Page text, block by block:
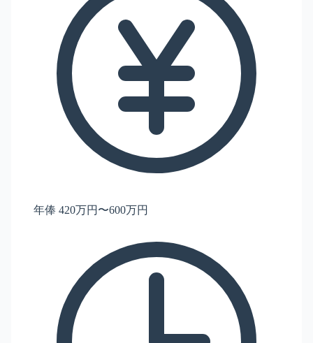
年俸 420万円〜600万円